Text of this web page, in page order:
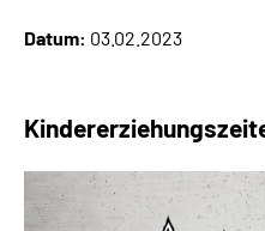
Über uns & Presse
Suche
Datum: 03.02.2023